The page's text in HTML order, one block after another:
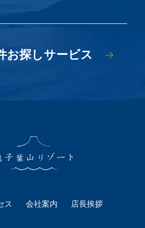
お探しサービス
ス 会社案内 店長挨拶